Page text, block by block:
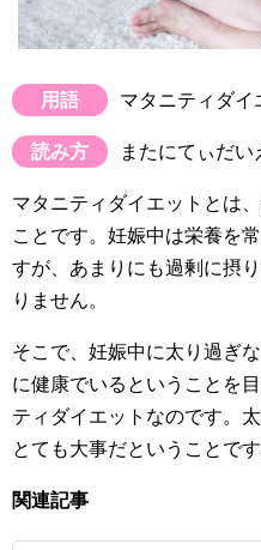
用語 マタニティダイ
読み方 またにてぃだい
マタニティダイエットとは
ことです。妊娠中は栄養を
すが、あまりにも過剰に摂
りません。
そこで、妊娠中に太り過ぎ
に健康でいるということを
ティダイエットなのです。
とても大事だということです
関連記事